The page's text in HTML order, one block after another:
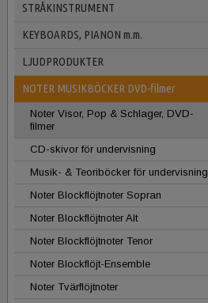
STRÅKINSTRUMENT
KEYBOARDS, PIANON m.m.
LJUDPRODUKTER
NOTER MUSIKBÖCKER DVD-filmer
Noter Visor, Pop & Schlager, DVD-
filmer
CD-skivor för undervisning
Musik- & Teoriböcker för undervisning
Noter Blockflöjtnoter Sopran
Noter Blockflöjtnoter Alt
Noter Blockflöjtnoter Tenor
Noter Blockflöjt-Ensemble
Noter Tvärflöjtnoter